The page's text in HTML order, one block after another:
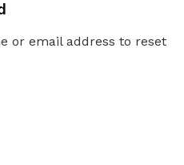
or email address to reset